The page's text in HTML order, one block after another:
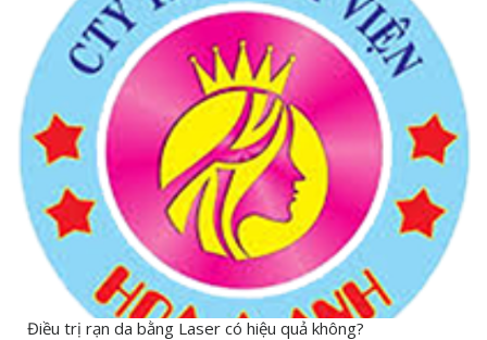
Điều trị rạn da bằng Laser có hiệu quả không?